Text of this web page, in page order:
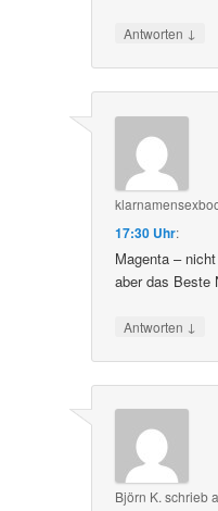
Antworten ↓
17:30 Uhr:
Magenta –
aber das Beste
Antworten ↓
Björn K. schrieb